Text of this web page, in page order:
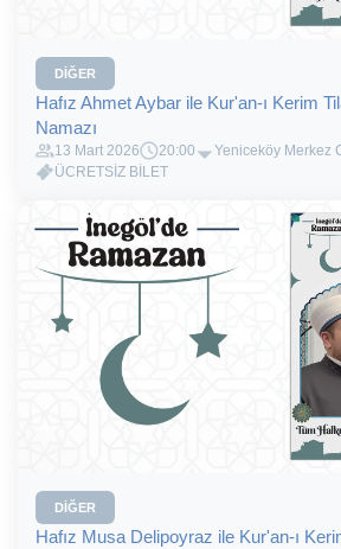
DIĞER
Hafız Ahmet Aybar ile Kur'an-ı Kerim
Namazı
13 Mart 2026 20:00
Yeniceköy Merkez
ÜCRETSİZ BİLET
DIĞER
Hafız Musa Delipoyraz ile Kur'an-ı